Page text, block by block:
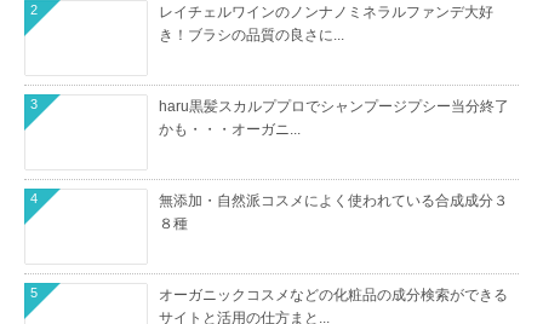
レイチェルワインのノンナノミネラルファンデ大好
き！ブラシの品質の良さに...
2
haru黒髪スカルププロでシャンプージプシー当分終了
かも・・・オーガニ...
3
無添加・自然派コスメによく使われている合成成分３
８種
4
オーガニックコスメなどの化粧品の成分検索ができる
サイトと活用の仕方まと...
5